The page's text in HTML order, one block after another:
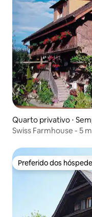
Quarto privativo ⋅
Swiss Farmhouse - 5
Preferido dos
Preferido dos